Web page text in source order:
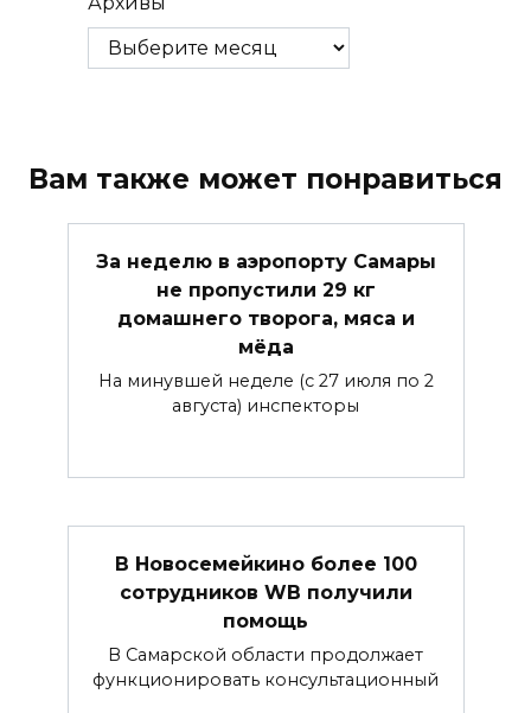
Вам также может понравиться
За неделю в аэропорту Самары
не пропустили 29 кг
домашнего творога, мяса и
мёда
На минувшей неделе (с 27 июля по 2
августа) инспекторы
В Новосемейкино более 100
сотрудников WB получили
помощь
В Самарской области продолжает
функционировать консультационный